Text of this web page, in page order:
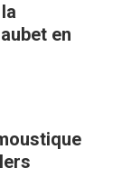
en